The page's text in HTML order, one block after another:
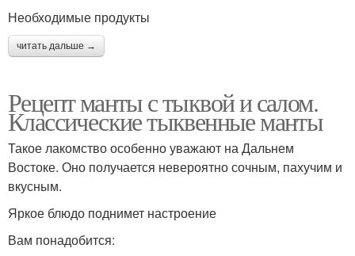
Необходимые продукты
читать дальше →
Рецепт манты с тыквой и салом.
Классические тыквенные манты
Такое лакомство особенно уважают на Дальнем
Востоке. Оно получается невероятно сочным, пахучим и
вкусным.
Яркое блюдо поднимет настроение
Вам понадобится: